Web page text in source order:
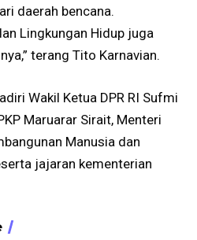
daerah bencana.
Lingkungan Hidup juga
terang Tito Karnavian.
Wakil Ketua DPR RI Sufmi
Maruarar Sirait, Menteri
Manusia dan
jajaran kementerian